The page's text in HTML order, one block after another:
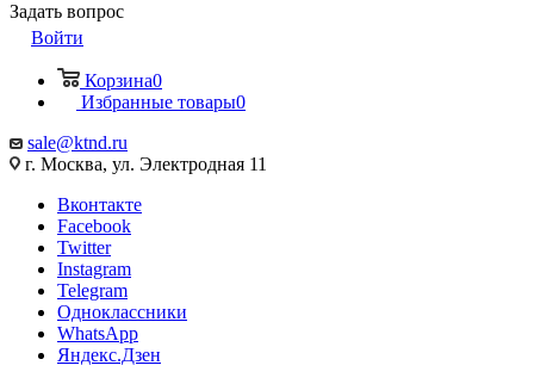
Задать вопрос
Войти
Корзина0
Избранные товары0
sale@ktnd.ru
г. Москва, ул. Электродная 11
Вконтакте
Facebook
Twitter
Instagram
Telegram
Одноклассники
WhatsApp
Яндекс.Дзен